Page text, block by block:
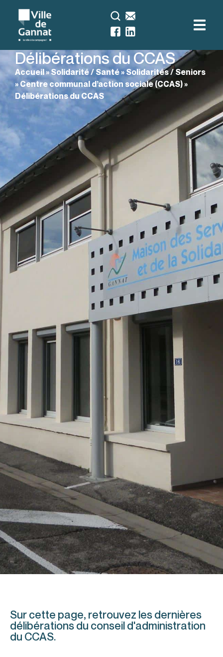
Délibérations du CCAS
Accueil»Solidarité / Santé » Solidarités / Seniors
» Centre communal d’action sociale (CCAS) »
Délibérations du CCAS
Sur cette page, retrouvez les dernières
délibérations du conseil d'administration
du CCAS.